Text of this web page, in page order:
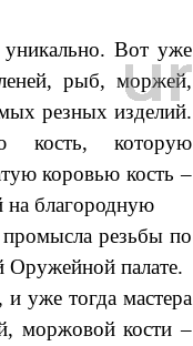
уникально. Вот уже
рыб, моржей,
резных изделий.
кость, которую
коровью кость –
на благородную
резьбы по
Оружейной палате.
уже тогда мастера
моржовой кости –